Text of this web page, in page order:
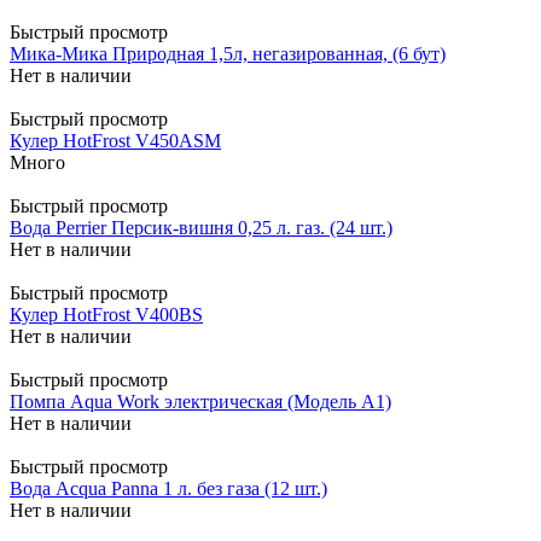
Быстрый просмотр
Мика-Мика Природная 1,5л, негазированная, (6 бут)
Нет в наличии
Быстрый просмотр
Кулер HotFrost V450ASM
Много
Быстрый просмотр
Вода Perrier Персик-вишня 0,25 л. газ. (24 шт.)
Нет в наличии
Быстрый просмотр
Кулер HotFrost V400BS
Нет в наличии
Быстрый просмотр
Помпа Aqua Work электрическая (Модель А1)
Нет в наличии
Быстрый просмотр
Вода Acqua Panna 1 л. без газа (12 шт.)
Нет в наличии